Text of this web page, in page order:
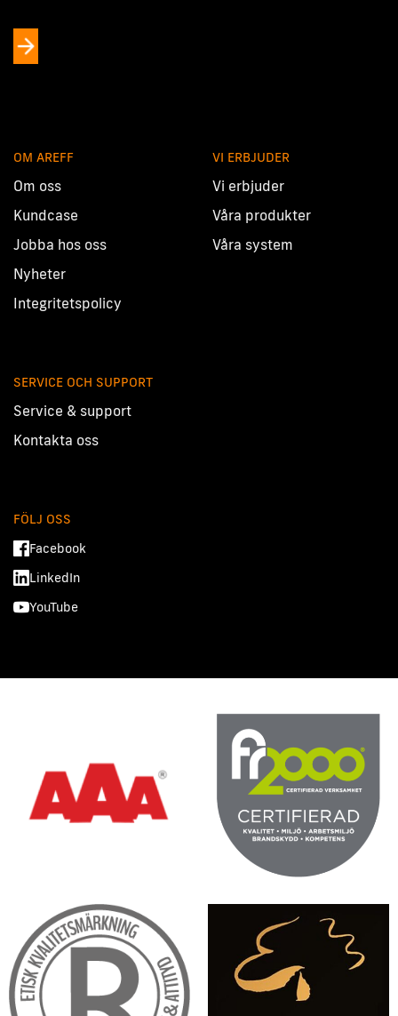
OM AREFF
Om oss
Kundcase
Jobba hos oss
Nyheter
Integritetspolicy
VI ERBJUDER
Vi erbjuder
Våra produkter
Våra system
SERVICE OCH SUPPORT
Service & support
Kontakta oss
FÖLJ OSS
Facebook
LinkedIn
YouTube